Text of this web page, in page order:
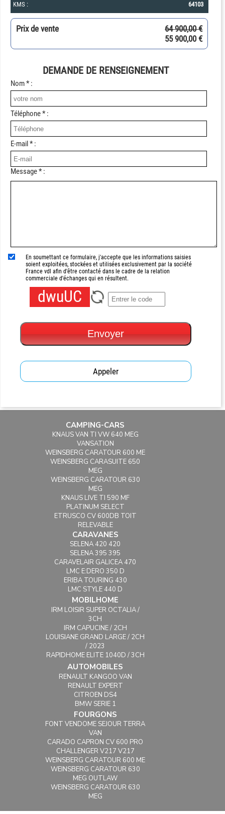
KMS :
64103
Prix de vente
64 900,00 €
55 900,00 €
DEMANDE DE RENSEIGNEMENT
Nom * :
Téléphone * :
E-mail * :
Message * :
En soumettant ce formulaire, j'accepte que les informations saisies
soient exploitées, stockées et utilisées exclusivement par la société
France vdl afin d'être contacté dans le cadre de la relation
commerciale d'échanges qui en résultent.
dwuUC
Envoyer
Appeler
CAMPING-CARS
KNAUS VAN TI VW 640 MEG
VANSATION
WEINSBERG CARATOUR 600 ME
WEINSBERG CARASUITE 650
MEG
WEINSBERG CARATOUR 630
MEG
KNAUS LIVE TI 590 MF
PLATINUM SELECT
ETRUSCO CV 600DB TOIT
RELEVABLE
CARAVANES
SELENA 420 420
SELENA 395 395
CARAVELAIR GALICEA 470
LMC E:DERO 350 D
ERIBA TOURING 430
LMC STYLE 440 D
MOBILHOME
IRM LOISIR SUPER OCTALIA /
3CH
IRM CAPUCINE / 2CH
LOUISIANE GRAND LARGE / 2CH
/ 2023
RAPIDHOME ELITE 1040D / 3CH
AUTOMOBILES
RENAULT KANGOO VAN
RENAULT EXPERT
CITROEN DS4
BMW SERIE 1
FOURGONS
FONT VENDOME SEJOUR TERRA
VAN
CARADO CAPRON CV 600 PRO
CHALLENGER V217 V217
WEINSBERG CARATOUR 600 ME
WEINSBERG CARATOUR 630
MEG OUTLAW
WEINSBERG CARATOUR 630
MEG